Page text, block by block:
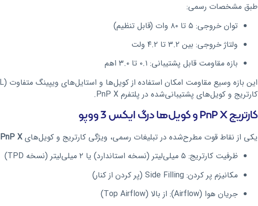
طبق مشخصات رسمی:
توان خروجی: ۵ تا ۸۰ وات (قابل تنظیم)
ولتاژ خروجی: بین ۳.۲ تا ۴.۲ ولت
بازه مقاومت قابل پشتیبانی: ۰.۱ تا ۳.۰ اهم
کارتریج و کویل‌های پشتیبانی‌شده در پلتفرم PnP X.
کارتریج PnP X و کویل‌ها درگ ایکس 3 ووپو
یکی از نقاط قوت مطرح‌شده در تبلیغات رسمی، ویژگی کارتریج و کویل‌هایPnP X
ظرفیت کارتریج: ۵ میلی‌لیتر (نسخه استاندارد) یا ۲ میلی‌لیتر (نسخه TPD)
مکانیزم پر کردن: Side Filling (پر کردن از کنار)
جریان هوا (Airflow): از بالا (Top Airflow)